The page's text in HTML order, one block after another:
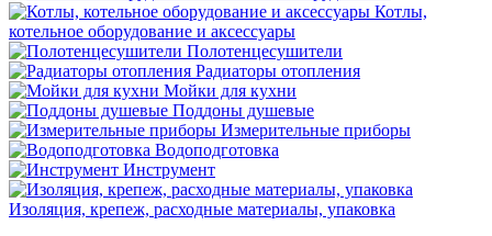
Котлы,
котельное оборудование и аксессуары
Полотенцесушители
Радиаторы отопления
Мойки для кухни
Поддоны душевые
Измерительные приборы
Водоподготовка
Инструмент
Изоляция, крепеж, расходные материалы, упаковка